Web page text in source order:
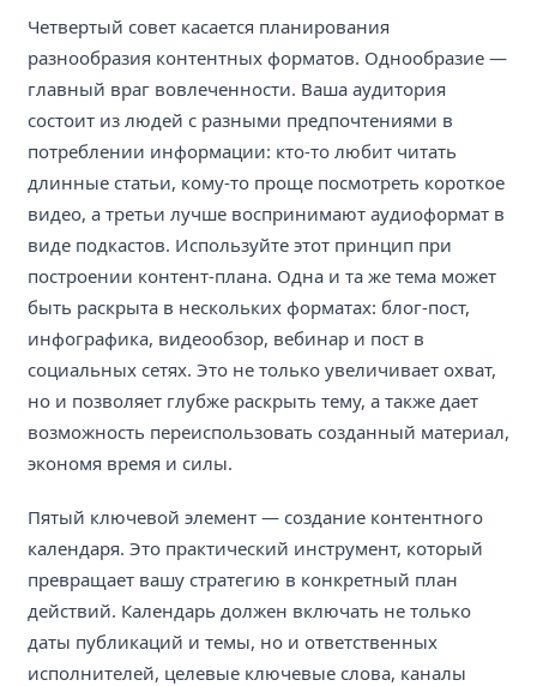
Четвертый совет касается планирования
разнообразия контентных форматов. Однообразие —
главный враг вовлеченности. Ваша аудитория
состоит из людей с разными предпочтениями в
потреблении информации: кто-то любит читать
длинные статьи, кому-то проще посмотреть короткое
видео, а третьи лучше воспринимают аудиоформат в
виде подкастов. Используйте этот принцип при
построении контент-плана. Одна и та же тема может
быть раскрыта в нескольких форматах: блог-пост,
инфографика, видеообзор, вебинар и пост в
социальных сетях. Это не только увеличивает охват,
но и позволяет глубже раскрыть тему, а также дает
возможность переиспользовать созданный материал,
экономя время и силы.
Пятый ключевой элемент — создание контентного
календаря. Это практический инструмент, который
превращает вашу стратегию в конкретный план
действий. Календарь должен включать не только
даты публикаций и темы, но и ответственных
исполнителей, целевые ключевые слова, каналы